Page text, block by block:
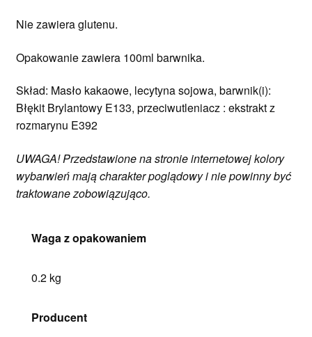
Nie zawiera glutenu.
Opakowanie zawiera 100ml barwnika.
Skład: Masło kakaowe, lecytyna sojowa, barwnik(i):
Błękit Brylantowy E133, przeciwutleniacz : ekstrakt z
rozmarynu E392
UWAGA! Przedstawione na stronie internetowej kolory
wybarwień mają charakter poglądowy i nie powinny być
traktowane zobowiązująco.
Waga z opakowaniem
0.2 kg
Producent